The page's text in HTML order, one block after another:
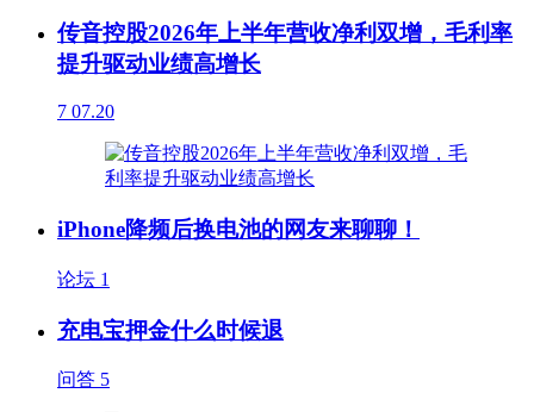
传音控股2026年上半年营收净利双增，毛利率
提升驱动业绩高增长
7 07.20
iPhone降频后换电池的网友来聊聊！
论坛 1
充电宝押金什么时候退
问答 5